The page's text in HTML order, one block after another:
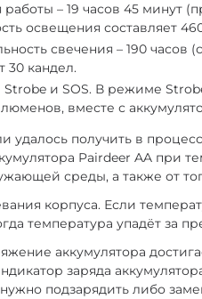
– 19 часов 45 минут
освещения составляет
свечения – 190 часов
30 кандел.
и SOS. В режиме
вместе с
удалось получить в
Pairdeer AA при
среды, а также от
корпуса. Если
температура упадёт
аккумулятора
заряда
подзарядить либо